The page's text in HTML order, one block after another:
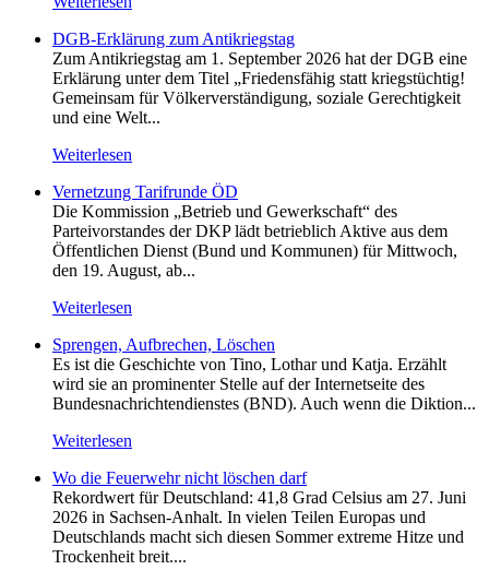
DGB-Erklärung zum Antikriegstag
Zum Antikriegstag am 1. September 2026 hat der DGB eine
Erklärung unter dem Titel „Friedensfähig statt kriegstüchtig!
Gemeinsam für Völkerverständigung, soziale Gerechtigkeit
und eine Welt...
Weiterlesen
Vernetzung Tarifrunde ÖD
Die Kommission „Betrieb und Gewerkschaft“ des
Parteivorstandes der DKP lädt betrieblich Aktive aus dem
Öffentlichen Dienst (Bund und Kommunen) für Mittwoch,
den 19. August, ab...
Weiterlesen
Sprengen, Aufbrechen, Löschen
Es ist die Geschichte von Tino, Lothar und Katja. Erzählt
wird sie an prominenter Stelle auf der Internetseite des
Bundesnachrichtendienstes (BND). Auch wenn die Diktion...
Weiterlesen
Wo die Feuerwehr nicht löschen darf
Rekordwert für Deutschland: 41,8 Grad Celsius am 27. Juni
2026 in Sachsen-Anhalt. In vielen Teilen Europas und
Deutschlands macht sich diesen Sommer extreme Hitze und
Trockenheit breit....